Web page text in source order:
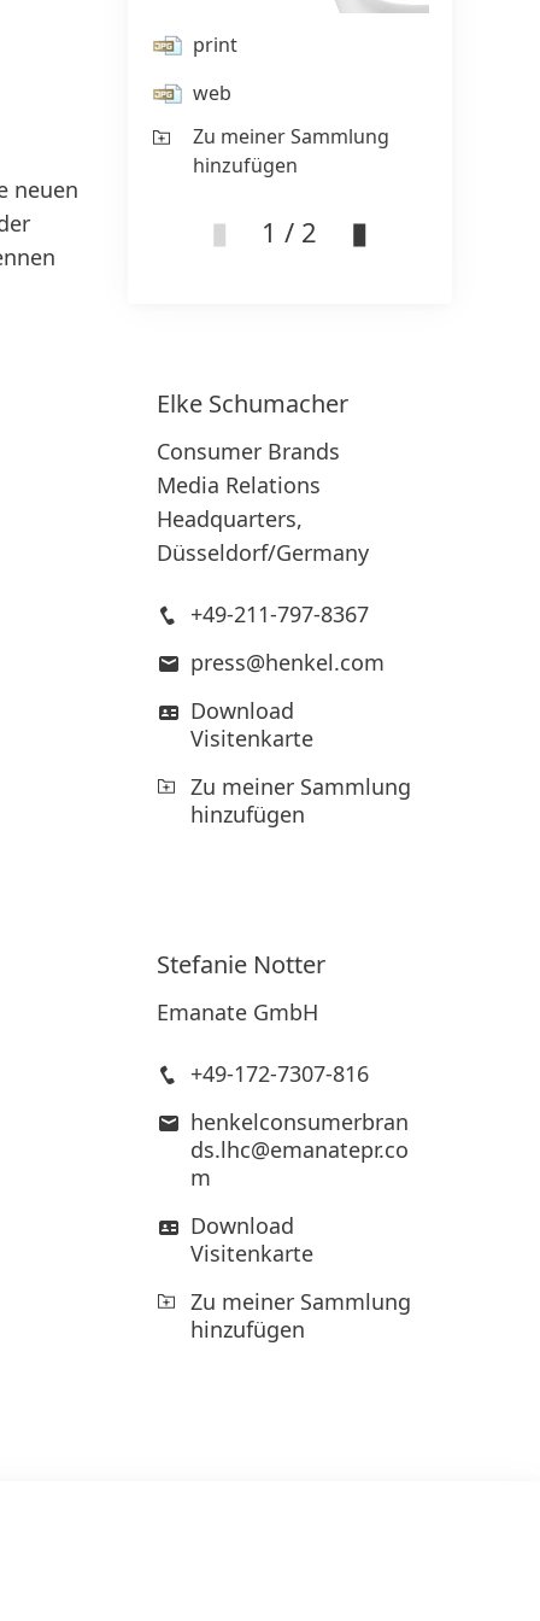
neuen
Lightbox
print
web
Zu meiner Sammlung
hinzufügen
1 / 2
Elke Schumacher
Consumer Brands
Media Relations
Headquarters,
Düsseldorf/Germany
+49-211-797-8367
press@henkel.com
Download
Visitenkarte
Zu meiner Sammlung
hinzufügen
Stefanie Notter
Emanate GmbH
+49-172-7307-816
henkelconsumerbran
ds.lhc@emanatepr.co
m
Download
Visitenkarte
Zu meiner Sammlung
hinzufügen